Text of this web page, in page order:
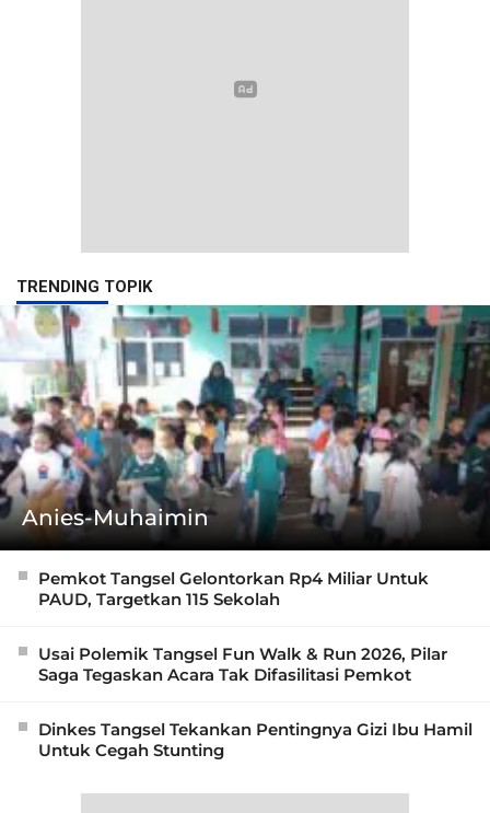
TRENDING TOPIK
Anies-Muhaimin
Pemkot Tangsel Gelontorkan Rp4 Miliar Untuk
PAUD, Targetkan 115 Sekolah
Usai Polemik Tangsel Fun Walk & Run 2026, Pilar
Saga Tegaskan Acara Tak Difasilitasi Pemkot
Dinkes Tangsel Tekankan Pentingnya Gizi Ibu Hamil
Untuk Cegah Stunting